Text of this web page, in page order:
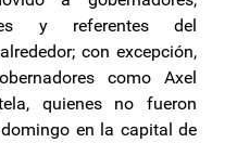
y referentes del
con excepción,
como Axel
quienes no fueron
en la capital de